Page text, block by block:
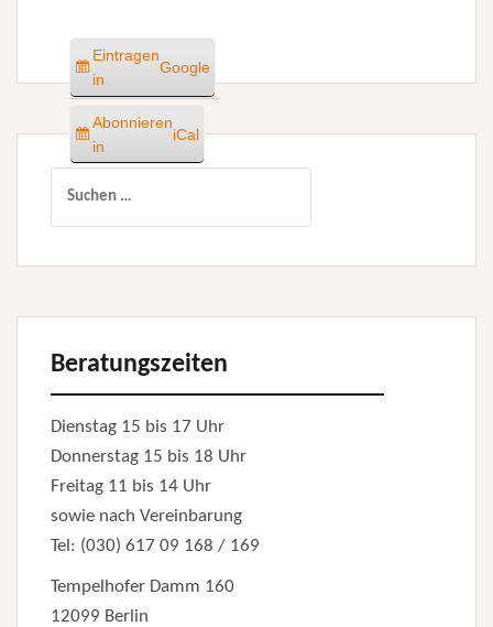
Eintragen
in
Google
Abonnieren
in
iCal
Beratungszeiten
Dienstag 15 bis 17 Uhr
Donnerstag 15 bis 18 Uhr
Freitag 11 bis 14 Uhr
sowie nach Vereinbarung
Tel: (030) 617 09 168 / 169
Tempelhofer Damm 160
12099 Berlin